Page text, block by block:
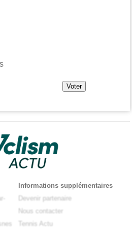
Informations supplémentaires
Devenir partenaire
Nous contacter
Tennis Actu